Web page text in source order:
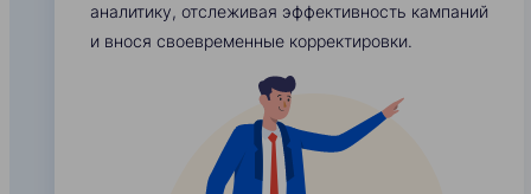
аналитику, отслеживая эффективность кампаний
и внося своевременные корректировки.